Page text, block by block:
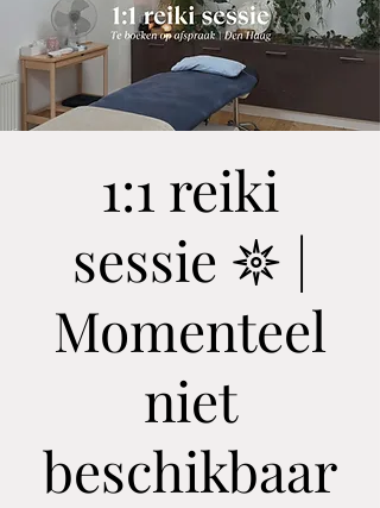
1:1 reiki
sessie 𖤓 |
Momenteel
niet
beschikbaar